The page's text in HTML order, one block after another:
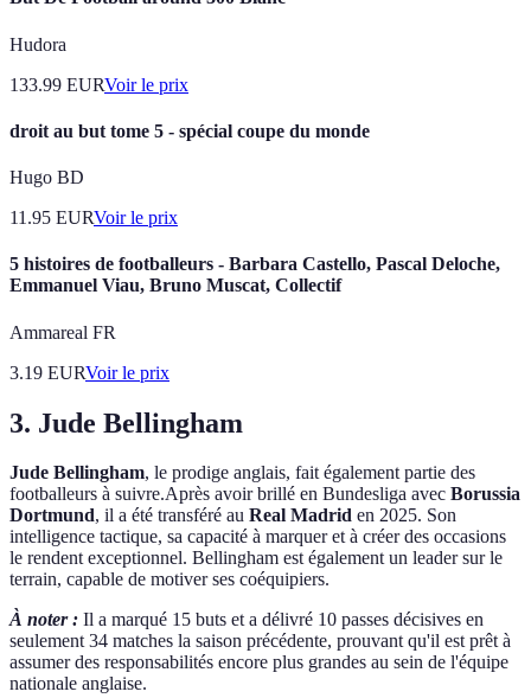
Hudora
133.99 EURVoir le prix
droit au but tome 5 - spécial coupe du monde
Hugo BD
11.95 EURVoir le prix
5 histoires de footballeurs - Barbara Castello, Pascal Deloche,
Emmanuel Viau, Bruno Muscat, Collectif
Ammareal FR
3.19 EURVoir le prix
3. Jude Bellingham
Jude Bellingham, le prodige anglais, fait également partie des
footballeurs à suivre.Après avoir brillé en Bundesliga avec Borussia
Dortmund, il a été transféré au Real Madrid en 2025. Son
intelligence tactique, sa capacité à marquer et à créer des occasions
le rendent exceptionnel. Bellingham est également un leader sur le
terrain, capable de motiver ses coéquipiers.
À noter : Il a marqué 15 buts et a délivré 10 passes décisives en
seulement 34 matches la saison précédente, prouvant qu'il est prêt à
assumer des responsabilités encore plus grandes au sein de l'équipe
nationale anglaise.